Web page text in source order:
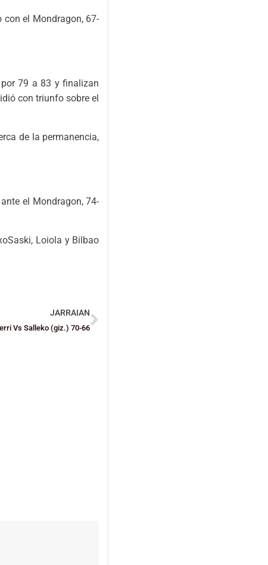
con el Mondragon, 67-
79 a 83 y finalizan
con triunfo sobre el
de la permanencia,
el Mondragon, 74-
Loiola y Bilbao
JARRAIAN
Vs Salleko (giz.) 70-66